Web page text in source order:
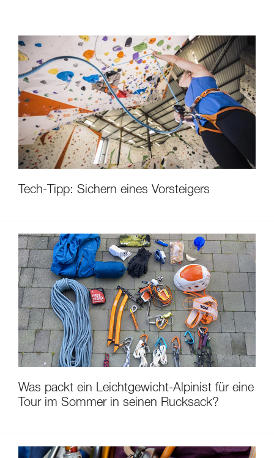
Tech-Tipp: Sichern eines Vorsteigers
Was packt ein Leichtgewicht-Alpinist für eine
Tour im Sommer in seinen Rucksack?